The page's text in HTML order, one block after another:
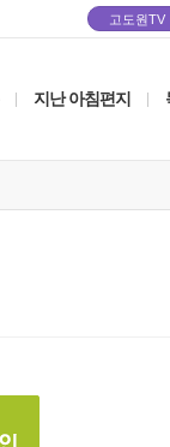
고도원TV
지난 아침편지